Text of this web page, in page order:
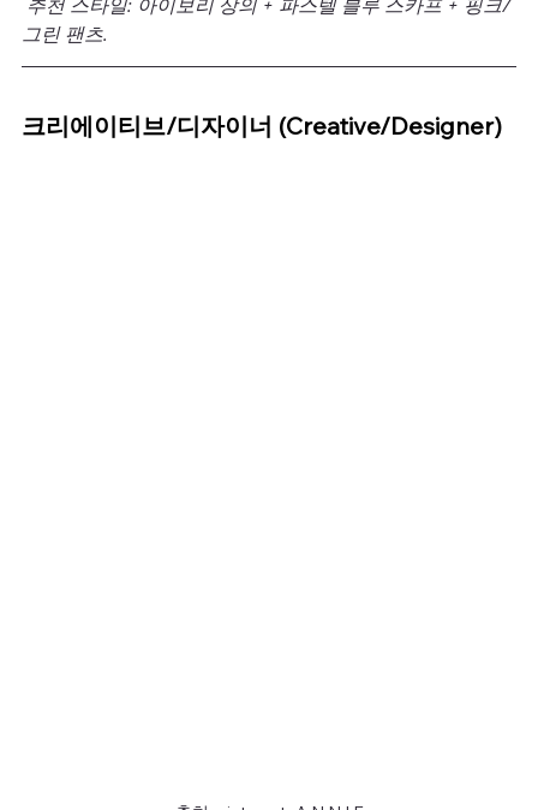
그린 팬츠.
크리에이티브/디자이너 (Creative/Designer)